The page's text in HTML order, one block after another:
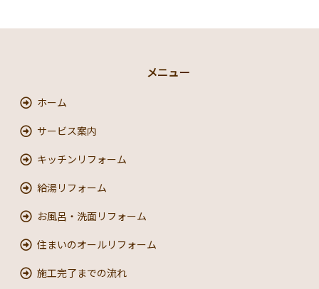
メニュー
ホーム
サービス案内
キッチンリフォーム
給湯リフォーム
お風呂・洗面リフォーム
住まいのオールリフォーム
施工完了までの流れ